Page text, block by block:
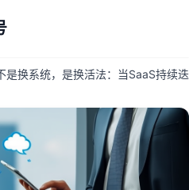
是换系统，是换活法：当SaaS持续